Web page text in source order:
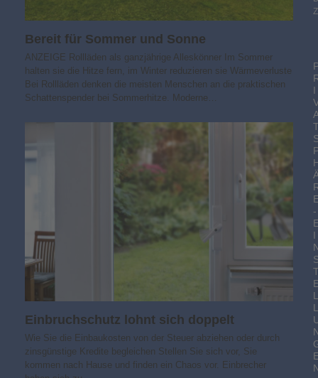
Bereit für Sommer und Sonne
ANZEIGE Rollläden als ganzjährige Alleskönner Im Sommer
halten sie die Hitze fern, im Winter reduzieren sie Wärmeverluste
Bei Rollläden denken die meisten Menschen an die praktischen
Schattenspender bei Sommerhitze. Moderne…
Einbruchschutz lohnt sich doppelt
Wie Sie die Einbaukosten von der Steuer abziehen oder durch
zinsgünstige Kredite begleichen Stellen Sie sich vor, Sie
kommen nach Hause und finden ein Chaos vor. Einbrecher
I
-
I
L
L